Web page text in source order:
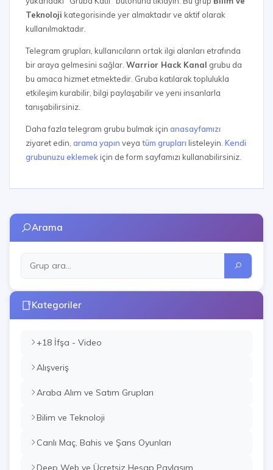
Teknoloji kategorisinde yer almaktadır ve aktif olarak
kullanılmaktadır.
Telegram grupları, kullanıcıların ortak ilgi alanları etrafında
bir araya gelmesini sağlar. Warrior Hack Kanal grubu da
bu amaca hizmet etmektedir. Gruba katılarak toplulukla
etkileşim kurabilir, bilgi paylaşabilir ve yeni insanlarla
tanışabilirsiniz.
Daha fazla telegram grubu bulmak için anasayfamızı
ziyaret edin, arama yapın veya tüm grupları listeleyin. Kendi
grubunuzu eklemek için de form sayfamızı kullanabilirsiniz.
Arama
Kategoriler
+18 İfşa - Video
Alışveriş
Araba Alım ve Satım Grupları
Bilim ve Teknoloji
Canlı Maç, Bahis ve Şans Oyunları
Deep Web ve Ücretsiz Hesap Paylaşım